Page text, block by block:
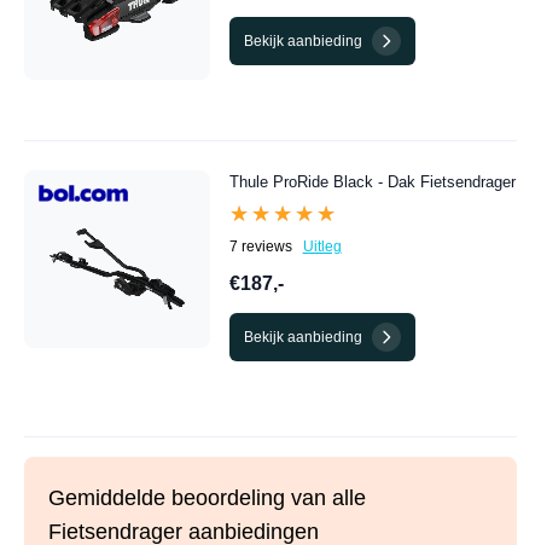
Bekijk aanbieding
Thule ProRide Black - Dak Fietsendrager
★★★★★
★★★★★
7 reviews Uitleg
€187,-
Bekijk aanbieding
Gemiddelde beoordeling van alle
Fietsendrager aanbiedingen